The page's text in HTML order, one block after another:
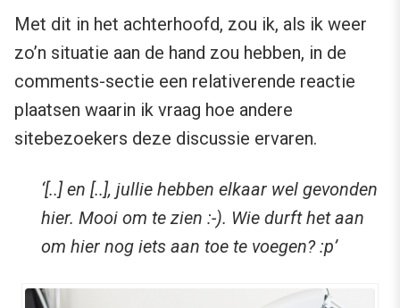
Met dit in het achterhoofd, zou ik, als ik weer
zo’n situatie aan de hand zou hebben, in de
comments-sectie een relativerende reactie
plaatsen waarin ik vraag hoe andere
sitebezoekers deze discussie ervaren.
‘[..] en [..], jullie hebben elkaar wel gevonden
hier. Mooi om te zien :-). Wie durft het aan
om hier nog iets aan toe te voegen? :p’